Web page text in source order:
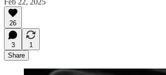
26
3
1
Share